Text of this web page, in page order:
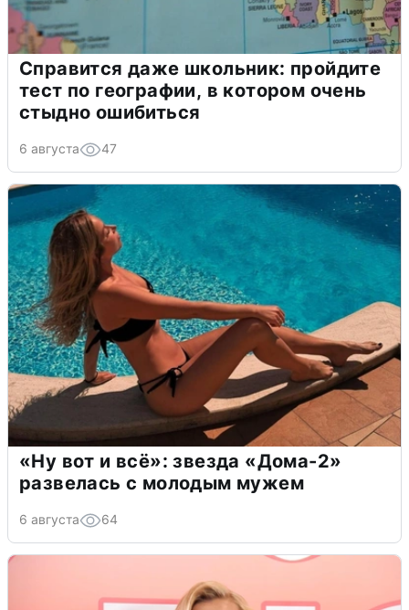
Справится даже школьник: пройдите
тест по географии, в котором очень
стыдно ошибиться
6 августа 47
«Ну вот и всё»: звезда «Дома-2»
развелась с молодым мужем
6 августа 64